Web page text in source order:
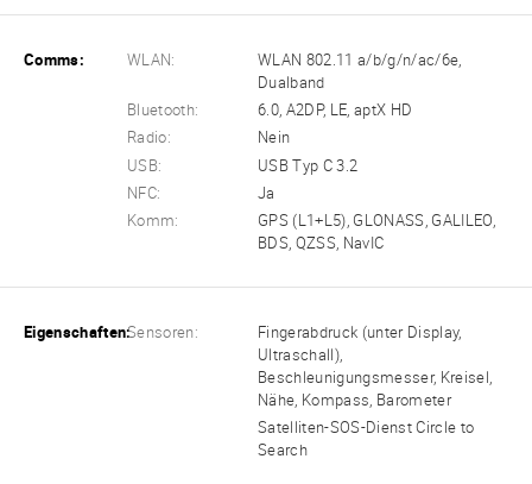
Comms: WLAN:
WLAN 802.11 a/b/g/n/ac/6e,
Dualband
Bluetooth:
6.0, A2DP, LE, aptX HD
Radio:
Nein
USB:
USB Typ C 3.2
NFC:
Ja
Komm:
GPS (L1+L5), GLONASS, GALILEO,
BDS, QZSS, NavIC
Eigenschaften:Sensoren:
Fingerabdruck (unter Display,
Ultraschall),
Beschleunigungsmesser, Kreisel,
Nähe, Kompass, Barometer
Satelliten-SOS-Dienst Circle to
Search